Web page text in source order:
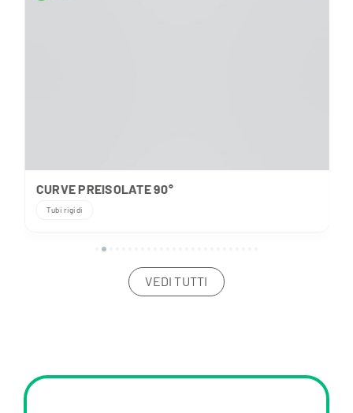
CURVE PREISOLATE 90°
Tubi rigidi
VEDI TUTTI